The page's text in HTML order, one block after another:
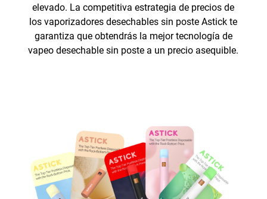
elevado. La competitiva estrategia de precios de
los vaporizadores desechables sin poste Astick te
garantiza que obtendrás la mejor tecnología de
vapeo desechable sin poste a un precio asequible.